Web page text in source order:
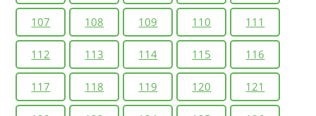
107 108 109 110 111
112 113 114 115 116
117 118 119 120 121